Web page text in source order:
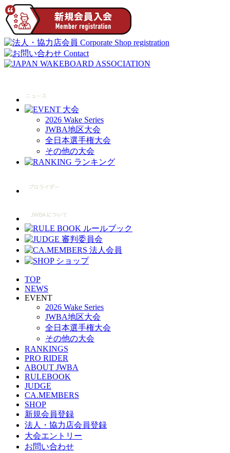
2026 Wake Series
JWBA地区大会
全日本選手権大会
その他の大会
TOP
NEWS
EVENT
2026 Wake Series
JWBA地区大会
全日本選手権大会
その他の大会
RANKINGS
PRO RIDER
ABOUT JWBA
RULEBOOK
JUDGE
CA.MEMBERS
SHOP
新規会員登録
法人・協力店会員登録
大会エントリー
お問い合わせ